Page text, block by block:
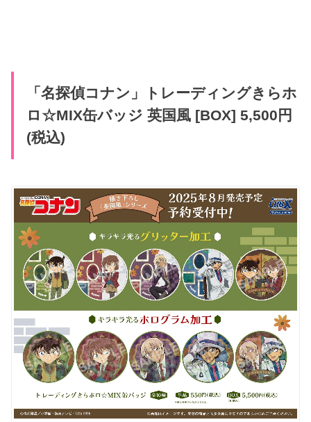
「名探偵コナン」トレーディングきらホ
ロ☆MIX缶バッジ 英国風 [BOX] 5,500円
(税込)